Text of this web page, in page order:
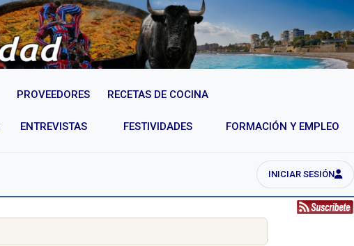
PROVEEDORES RECETAS DE COCINA
ENTREVISTAS FESTIVIDADES FORMACIÓN Y EMPLEO
INICIAR SESIÓN